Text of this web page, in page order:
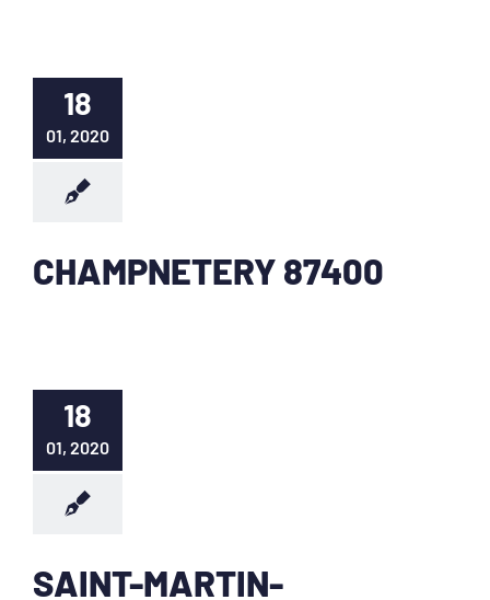
18
01, 2020
CHAMPNETERY 87400
18
01, 2020
SAINT-MARTIN-